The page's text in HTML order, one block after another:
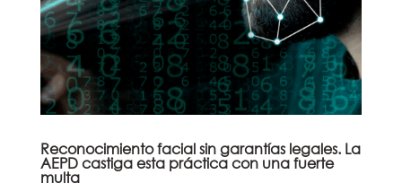
Reconocimiento facial sin garantías legales. La
AEPD castiga esta práctica con una fuerte
multa